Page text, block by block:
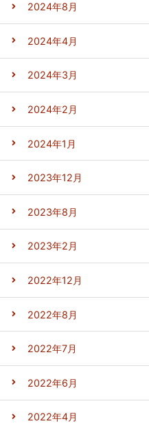
2024年8月
2024年4月
2024年3月
2024年2月
2024年1月
2023年12月
2023年8月
2023年2月
2022年12月
2022年8月
2022年7月
2022年6月
2022年4月